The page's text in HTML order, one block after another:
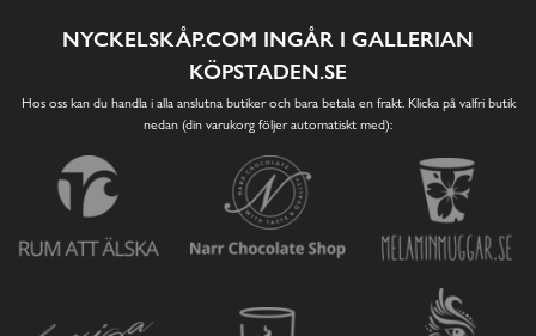
NYCKELSKÅP.COM INGÅR I GALLERIAN
KÖPSTADEN.SE
Hos oss kan du handla i alla anslutna butiker och bara betala en frakt. Klicka på valfri butik
nedan (din varukorg följer automatiskt med):